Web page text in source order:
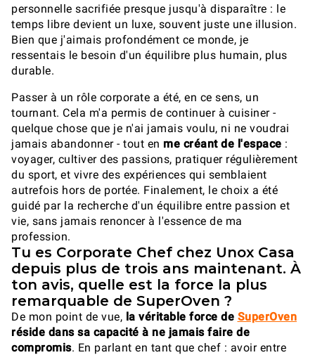
personnelle sacrifiée presque jusqu'à disparaître : le
temps libre devient un luxe, souvent juste une illusion.
Bien que j'aimais profondément ce monde, je
ressentais le besoin d'un équilibre plus humain, plus
durable.
Passer à un rôle corporate a été, en ce sens, un
tournant. Cela m'a permis de continuer à cuisiner -
quelque chose que je n'ai jamais voulu, ni ne voudrai
jamais abandonner - tout en me créant de l'espace :
voyager, cultiver des passions, pratiquer régulièrement
du sport, et vivre des expériences qui semblaient
autrefois hors de portée. Finalement, le choix a été
guidé par la recherche d'un équilibre entre passion et
vie, sans jamais renoncer à l'essence de ma
profession.
Tu es Corporate Chef chez Unox Casa
depuis plus de trois ans maintenant. À
ton avis, quelle est la force la plus
remarquable de SuperOven ?
De mon point de vue, la véritable force de SuperOven
réside dans sa capacité à ne jamais faire de
compromis. En parlant en tant que chef : avoir entre